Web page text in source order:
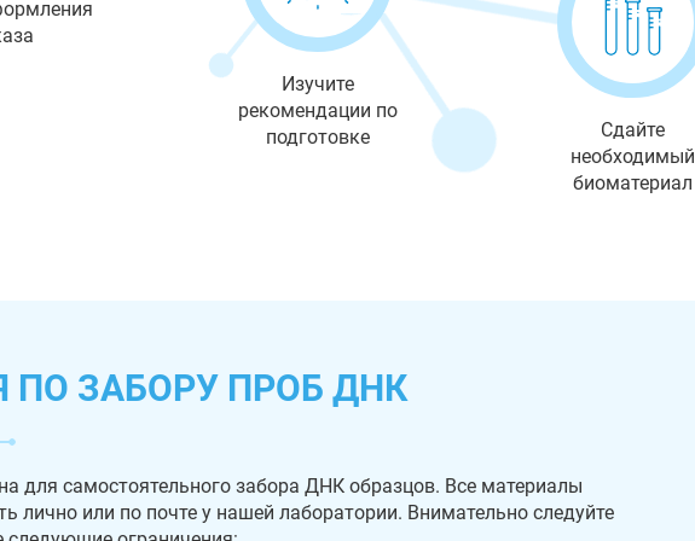
Изучите
рекомендации по
подготовке
Сдайте
необходимый
биоматериал
ПО ЗАБОРУ ПРОБ ДНК
для самостоятельного забора ДНК образцов. Все материалы
лично или по почте у нашей лаборатории. Внимательно следуйте